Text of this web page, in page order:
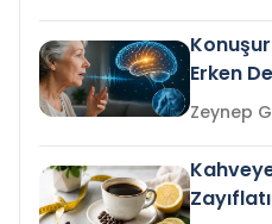
Erken
mi?